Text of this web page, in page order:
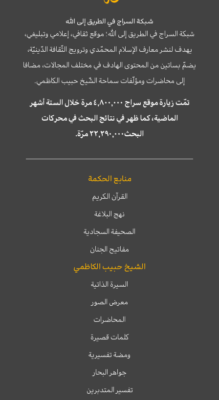
شبكة السراج في الطريق إلى الله
شبكة السراج في الطريق إلى الله؛ موقع ثقافي، إعلامي وتبليغي،
يهدف لنشر معارف الإسلام المحمّدي وترويج الثّقافة الدّينيّة،
يضمّ بساتين من المحتوى الهادف في مختلف المجالات، مضافا
إلى محاضرات ومؤلّفات سماحة الشّيخ حبيب الكاظمي.
تمّت زيارة موقع سراج ٤,٨٠٠,٠٠٠ مرة خلال الستة أشهر
الماضية، كما ظهر في نتائج البحث في محركات
البحث٢٢,٢٩٠,٠٠٠ مرّة.
منابع الحكمة
القرآن الكريم
نهج البلاغة
الصحيفة السجادية
مفاتيح الجنان
الشيخ حبيب الكاظمي
السيرة الذاتية
معرض الصور
المحاضرات
كلمات قصيرة
ومضة تفسيرية
جواهر البحار
تفسير المتدبرين